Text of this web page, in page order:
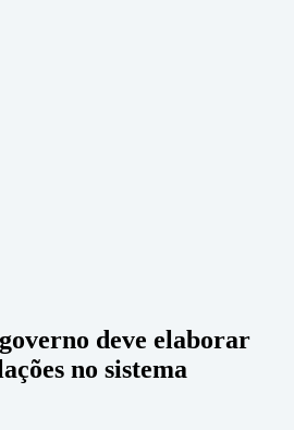
deve elaborar
no sistema